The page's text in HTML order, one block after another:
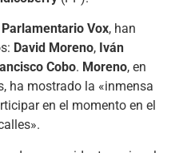
Vox, han
David Moreno, Iván
Cobo. Moreno, en
ha mostrado la «inmensa
en el momento en el